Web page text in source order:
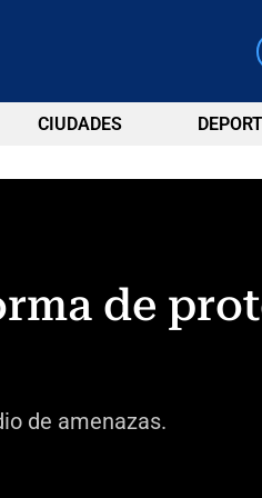
CIUDADES
de
de amenazas.